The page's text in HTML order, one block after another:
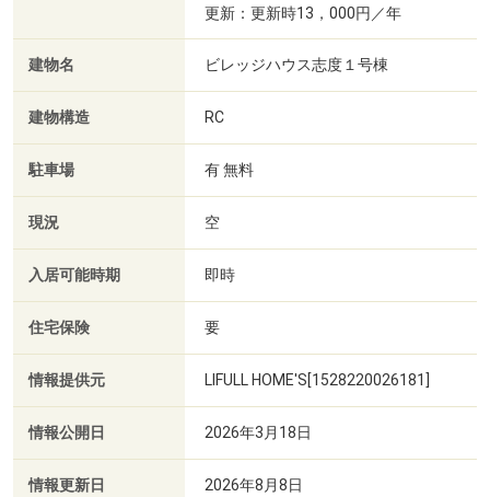
更新：更新時13，000円／年
建物名 ビレッジハウス志度１号棟
建物構造 RC
駐車場 有 無料
現況 空
入居可能時期 即時
住宅保険 要
情報提供元 LIFULL HOME'S[1528220026181]
情報公開日 2026年3月18日
情報更新日 2026年8月8日